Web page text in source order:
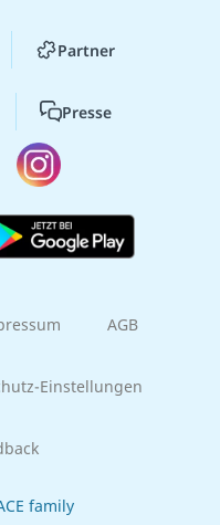
Partner
Presse
AGB
Einstellungen
family